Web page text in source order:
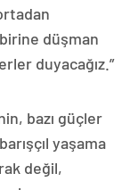
düşman
duyacağız.”
bazı güçler
yaşama
değil,